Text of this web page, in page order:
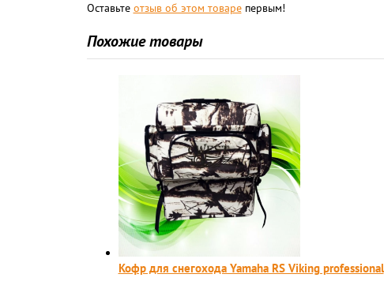
Оставьте отзыв об этом товарепервым!
Похожие товары
Кофр для снегохода Yamaha RS Viking professional